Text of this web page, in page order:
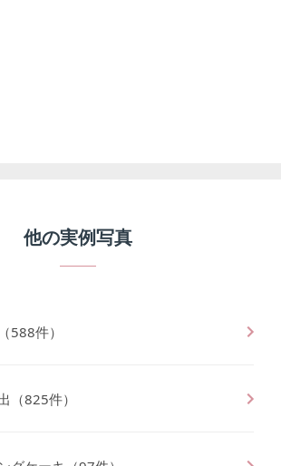
他の実例写真
（588件）
（825件）